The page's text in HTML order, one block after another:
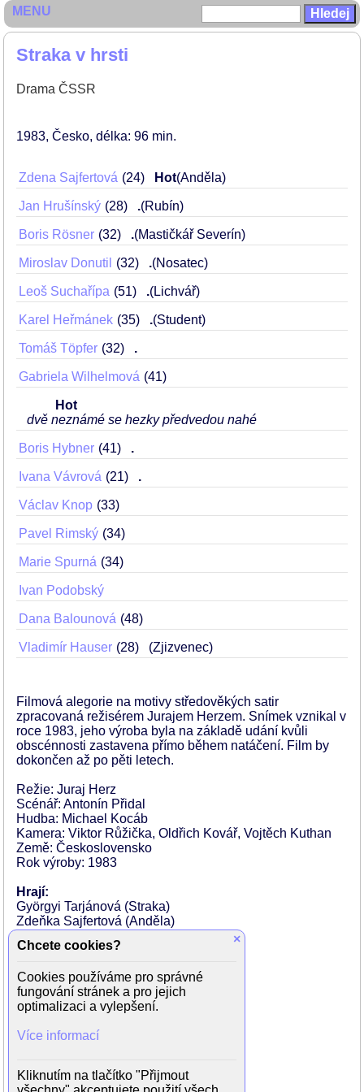
Straka v hrsti
Drama ČSSR
1983 Česko délka: 96 min
Zdena Sajfertová 24 Hot(Anděla)
Jan Hrušínský 28 .(Rubín)
Boris Rösner 32 .(Mastičkář Severín)
Miroslav Donutil 32 .(Nosatec)
Leoš Suchařípa 51 .(Lichvář)
Karel Heřmánek 35 .(Student)
Tomáš Töpfer 32 .
Gabriela Wilhelmová 41
Hot
dvě neznámé se hezky předvedou nahé
Boris Hybner 41 .
Ivana Vávrová 21 .
Václav Knop 33
Pavel Rimský 34
Marie Spurná 34
Ivan Podobský
Dana Balounová 48
Vladimír Hauser 28 (Zjizvenec)
Filmová alegorie na motivy středověkých satir
zpracovaná režisérem Jurajem Herzem. Snímek vznikal v
roce 1983, jeho výroba byla na základě udání kvůli
obscénnosti zastavena přímo během natáčení. Film by
dokončen až po pěti letech.
Režie: Juraj Herz
Scénář: Antonín Přidal
Hudba: Michael Kocáb
Kamera: Viktor Růžička, Oldřich Kovář, Vojtěch Kuthan
Země: Československo
Rok výroby: 1983
Hrají:
Györgyi Tarjánová (Straka)
Zdeňka Sajfertová (Anděla)
Boris Rösner (Mastičkář Severín)
Vladimír Hauser (Zjizvenec)
Leoš Suchařípa (Lichvář)
Karel Heřmánek (Student)
Boris Hybner
Václav Kovařík Zima
Ivan Rajmont
MENU
×
Chcete cookies?
Cookies používáme pro správné
fungování stránek a pro jejich
optimalizaci a vylepšení.
Více informací
Kliknutím na tlačítko "Přijmout